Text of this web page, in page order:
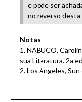
e pode ser
no reverso desta
Notas
1. NABUCO,
sua Literatura. 2a
2. Los Angeles,